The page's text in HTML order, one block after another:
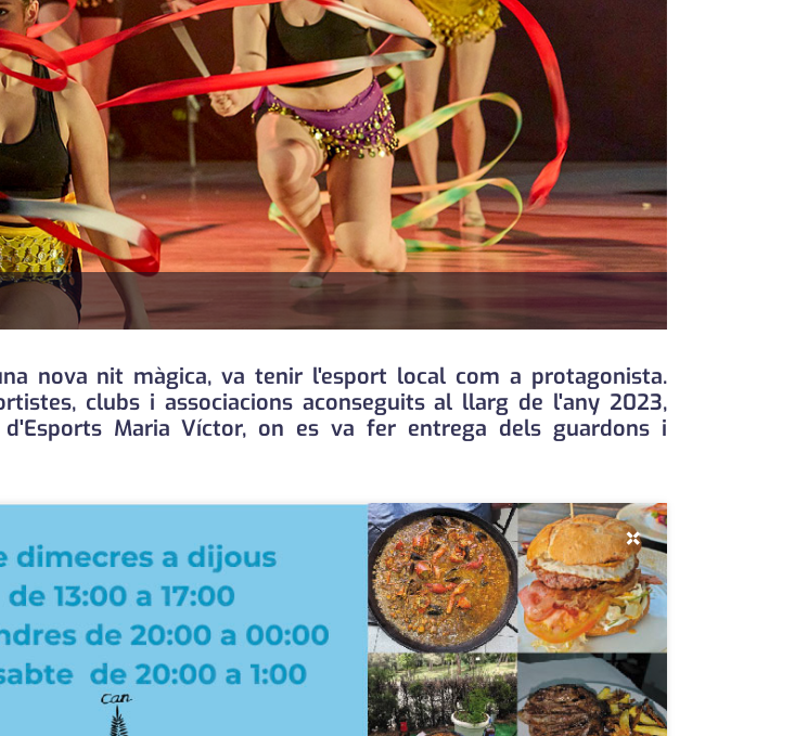
nova nit màgica, va tenir l'esport local com a protagonista.
clubs i associacions aconseguits al llarg de l'any 2023,
Maria Víctor, on es va fer entrega dels guardons i
×